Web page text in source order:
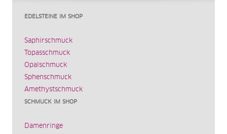
EDELSTEINE IM SHOP
Saphirschmuck
Topasschmuck
Opalschmuck
Sphenschmuck
Amethystschmuck
SCHMUCK IM SHOP
Damenringe